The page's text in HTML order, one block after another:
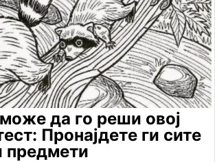
може да го реши овој
Пронајдете ги сите
предмети